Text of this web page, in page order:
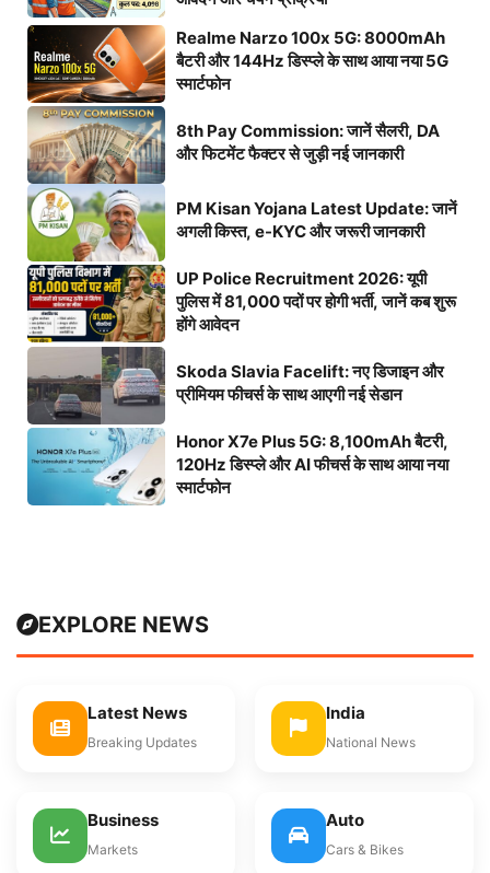
Realme Narzo 100x 5G: 8000mAh
बैटरी और 144Hz डिस्प्ले के साथ आया नया 5G
स्मार्टफोन
8th Pay Commission: जानें सैलरी, DA
और फिटमेंट फैक्टर से जुड़ी नई जानकारी
PM Kisan Yojana Latest Update: जानें
अगली किस्त, e-KYC और जरूरी जानकारी
UP Police Recruitment 2026: यूपी
पुलिस में 81,000 पदों पर होगी भर्ती, जानें कब शुरू
होंगे आवेदन
Skoda Slavia Facelift: नए डिजाइन और
प्रीमियम फीचर्स के साथ आएगी नई सेडान
Honor X7e Plus 5G: 8,100mAh बैटरी,
120Hz डिस्प्ले और AI फीचर्स के साथ आया नया
स्मार्टफोन
EXPLORE NEWS
Latest News
Breaking Updates
India
National News
Business
Markets
Auto
Cars & Bikes